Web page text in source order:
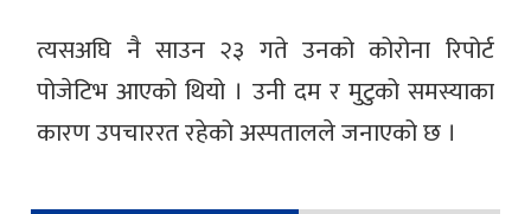
त्यसअघि नै साउन २३ गते उनको कोरोना रिपोर्ट
पोजेटिभ आएको थियो । उनी दम र मुटुको समस्याका
कारण उपचाररत रहेको अस्पतालले जनाएको छ ।